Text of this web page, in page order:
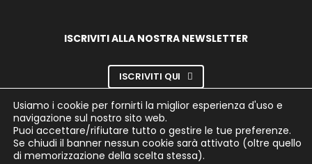
ISCRIVITI ALLA NOSTRA NEWSLETTER
ISCRIVITI QUI
AT ADV® S.R.L.|Agenzia di Pubblicità a Napoli | P.IVA: IT 10760751213
Usiamo i cookie per fornirti la miglior esperienza d'uso e
navigazione sul nostro sito web.
Puoi accettare/rifiutare tutto o gestire le tue preferenze.
Se chiudi il banner nessun cookie sarà attivato (oltre quello
di memorizzazione della scelta stessa).